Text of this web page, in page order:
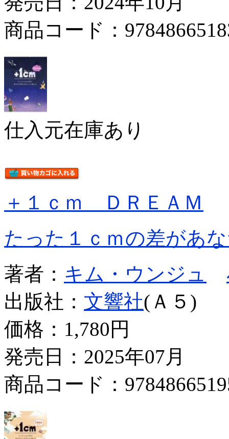
商品コード：
仕入元在庫あり
＋１ｃｍ ＤＲＥＡＭ
たった１ｃｍの差があ
著者： キム・ウンジュ
出版社： 文響社(Ａ５)
価格： 1,780円
発売日：2025年07月
商品コード：